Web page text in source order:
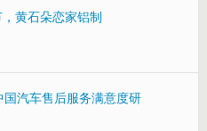
黄石朵恋家铝制
国汽车售后服务满意度研